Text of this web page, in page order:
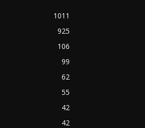
1011
925
106
99
62
55
42
42